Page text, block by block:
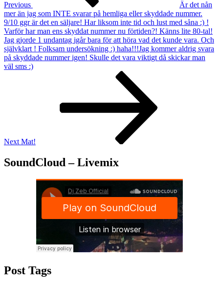
Previous
Är det nån
mer än jag som INTE svarar på hemliga eller skyddade nummer.
9/10 ggr är det en säljare! Har liksom inte tid och lust med såna :) !
Varför har man ens skyddat nummer nu förtiden?! Känns lite 80-tal!
Jag gjorde 1 undantag igår bara för att höra vad det kunde vara. Och
självklart ! Folksam undersökning :) haha!!!Jag kommer aldrig svara
på skyddade nummer igen! Skulle det vara viktigt då skickar man
väl sms :)
Next Mat!
SoundCloud – Livemix
Post Tags